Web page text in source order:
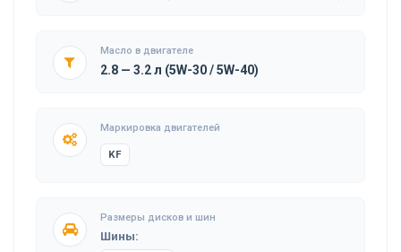
Масло в двигателе
2.8 — 3.2 л (5W-30 / 5W-40)
Маркировка двигателей
KF
Размеры дисков и шин
Шины: